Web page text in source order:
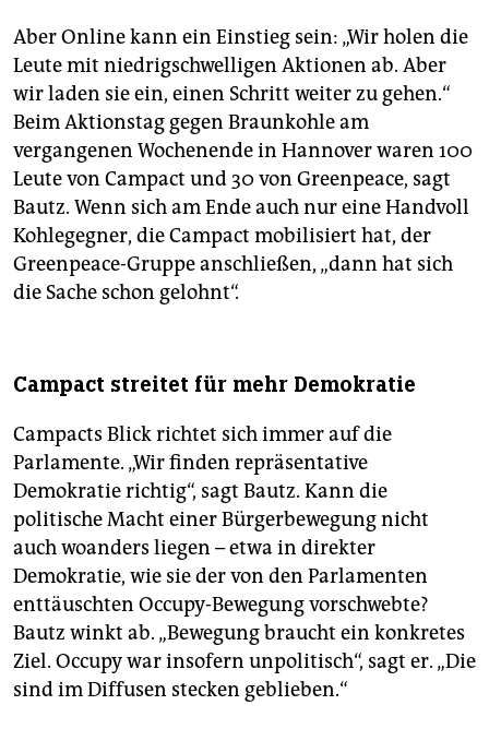
Aber Online kann ein Einstieg sein: „Wir holen die
Leute mit niedrigschwelligen Aktionen ab. Aber
wir laden sie ein, einen Schritt weiter zu gehen.“
Beim Aktionstag gegen Braunkohle am
vergangenen Wochenende in Hannover waren 100
Leute von Campact und 30 von Greenpeace, sagt
Bautz. Wenn sich am Ende auch nur eine Handvoll
Kohlegegner, die Campact mobilisiert hat, der
Greenpeace-Gruppe anschließen, „dann hat sich
die Sache schon gelohnt“.
Campact streitet für mehr Demokratie
Campacts Blick richtet sich immer auf die
Parlamente. „Wir finden repräsentative
Demokratie richtig“, sagt Bautz. Kann die
politische Macht einer Bürgerbewegung nicht
auch woanders liegen – etwa in direkter
Demokratie, wie sie der von den Parlamenten
enttäuschten Occupy-Bewegung vorschwebte?
Bautz winkt ab. „Bewegung braucht ein konkretes
Ziel. Occupy war insofern unpolitisch“, sagt er. „Die
sind im Diffusen stecken geblieben.“